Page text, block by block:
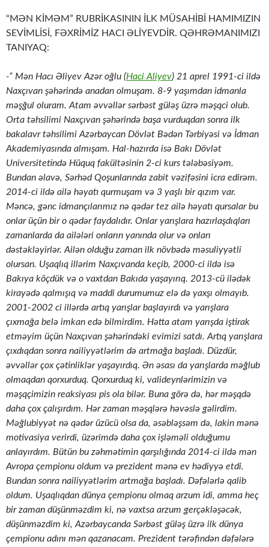
“MƏN KİMƏM” RUBRİKASININ İLK MÜSAHİBİ HAMIMIZIN
SEVİMLİSİ, FƏXRİMİZ HACI ƏLİYEVDİR. QƏHRƏMANIMIZI
TANIYAQ:
-” Mən Hacı Əliyev Azər oğlu (Haci Aliyev) 21 aprel 1991-ci ildə
Naxçıvan şəhərində anadan olmuşam. 8-9 yaşımdan idmanla
məşğul oluram. Atam əvvəllər sərbəst güləş üzrə məşqci olub.
Orta təhsilimi Naxçıvan şəhərində başa vurduqdan sonra ilk
bakalavr təhsilimi Azərbaycan Dövlət Bədən Tərbiyəsi və İdman
Akademiyasında almışam. Hal-hazırda isə Bakı Dövlət
Universitetində Hüquq fakültəsinin 2-ci kurs tələbəsiyəm.
Bundan əlavə, Sərhəd Qoşunlarında zabit vəzifəsini icra edirəm.
2014-ci ildə ailə həyatı qurmuşam və 3 yaşlı bir qızım var.
Məncə, gənc idmançılarımız nə qədər tez ailə həyatı qursalar bu
onlar üçün bir o qədər faydalıdır. Onlar yarışlara hazırlaşdıqları
zamanlarda da ailələri onların yanında olur və onları
dəstəkləyirlər. Ailən olduğu zaman ilk növbədə məsuliyyətli
olursan. Uşaqlıq illərim Naxçıvanda keçib, 2000-ci ildə isə
Bakıya köçdük və o vaxtdan Bakıda yaşayırıq. 2013-cü ilədək
kirayədə qalmışıq və maddi durumumuz elə də yaxşı olmayıb.
2001-2002 ci illərdə artıq yarışlar başlayırdı və yarışlara
çıxmağa belə imkan edə bilmirdim. Hətta atam yarışda iştirak
etməyim üçün Naxçıvan şəhərindəki evimizi satdı. Artıq yarışlara
çıxdıqdan sonra nailiyyətlərim də artmağa başladı. Düzdür,
əvvəllər çox çətinliklər yaşayırdıq. Ən əsası da yarışlarda məğlub
olmaqdan qorxurduq. Qorxurduq ki, valideynlərimizin və
məşqçimizin reaksiyası pis ola bilər. Buna görə də, hər məşqdə
daha çox çalışırdım. Hər zaman məşqlərə həvəslə gəlirdim.
Məğlubiyyət nə qədər üzücü olsa da, əsəbləşsəm də, lakin mənə
motivasiya verirdi, üzərimdə daha çox işləməli olduğumu
anlayırdım. Bütün bu zəhmətimin qarşılığında 2014-ci ildə mən
Avropa çempionu oldum və prezident mənə ev hədiyyə etdi.
Bundan sonra nailiyyətlərim artmağa başladı. Dəfələrlə qalib
oldum. Uşaqlıqdan dünya çempionu olmaq arzum idi, amma heç
bir zaman düşünməzdim ki, nə vaxtsa arzum gerçəkləşəcək,
düşünməzdim ki, Azərbaycanda Sərbəst güləş üzrə ilk dünya
çempionu adını mən qazanacam. Prezident tərəfindən dəfələrə